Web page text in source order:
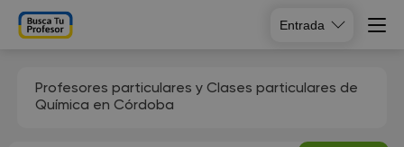
Entrada
Profesores particulares y Clases particulares de
Química en Córdoba